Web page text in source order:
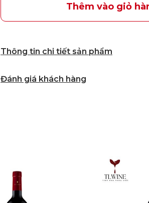
Thêm vào giỏ
Thông tin chi tiết sản phẩm
Đánh giá khách hàng